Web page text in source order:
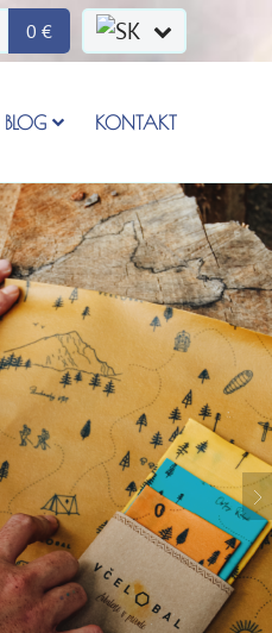
0 €
BLOG KONTAKT